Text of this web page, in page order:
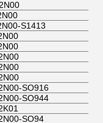
S1413
SO916
SO944
SO94